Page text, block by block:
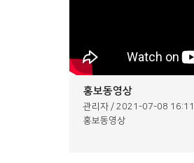
홍보동영상
관리자 / 2021-07-08 16:11
홍보동영상